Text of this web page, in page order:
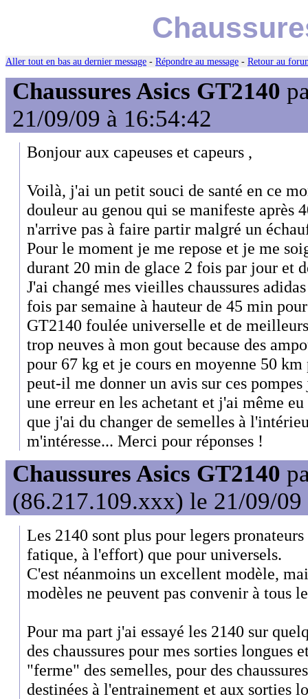
Aller tout en bas au dernier message - Répondre au message - Retour au
Chaussures Asics GT2140
21/09/09 à 16:54:42
Bonjour aux capeuses et capeurs ,
Voilà, j'ai un petit souci de santé en ce
douleur au genou qui se manifeste après
n'arrive pas à faire partir malgré un
Pour le moment je me repose et je me
durant 20 min de glace 2 fois par jour et
J'ai changé mes vieilles chaussures
fois par semaine à hauteur de 45 min
GT2140 foulée universelle et de
trop neuves à mon gout because des
pour 67 kg et je cours en moyenne 50
peut-il me donner un avis sur ces
une erreur en les achetant et j'ai même
que j'ai du changer de semelles à
m'intéresse... Merci pour réponses !
Chaussures Asics GT2140
(86.217.109.xxx) le 21/09/09
Les 2140 sont plus pour legers
fatique, à l'effort) que pour universels.
C'est néanmoins un excellent modèle,
modèles ne peuvent pas convenir à tous
Pour ma part j'ai essayé les 2140 sur
des chaussures pour mes sorties longues
"ferme" des semelles, pour des
destinées à l'entrainement et aux sorties